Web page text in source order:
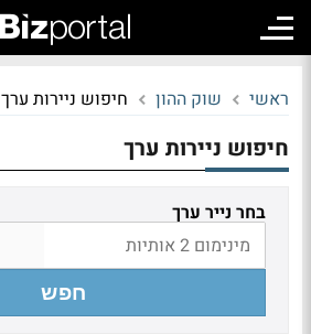
ראשי שוק ההון חיפוש ניירות ערך
חיפוש ניירות ערך
בחר נייר ערך
חפש